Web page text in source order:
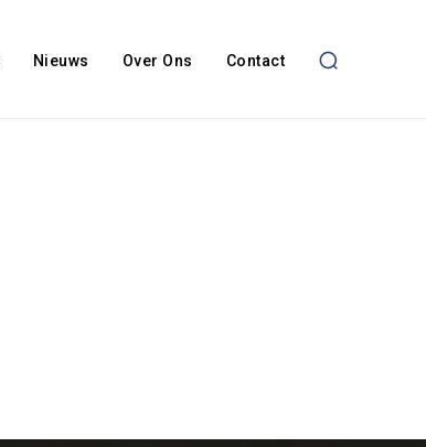
Nieuws Over Ons Contact